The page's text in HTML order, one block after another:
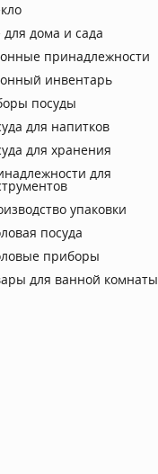
для дома и сада
принадлежности
инвентарь
посуды
для напитков
для хранения
для
упаковки
посуда
приборы
для ванной комнаты